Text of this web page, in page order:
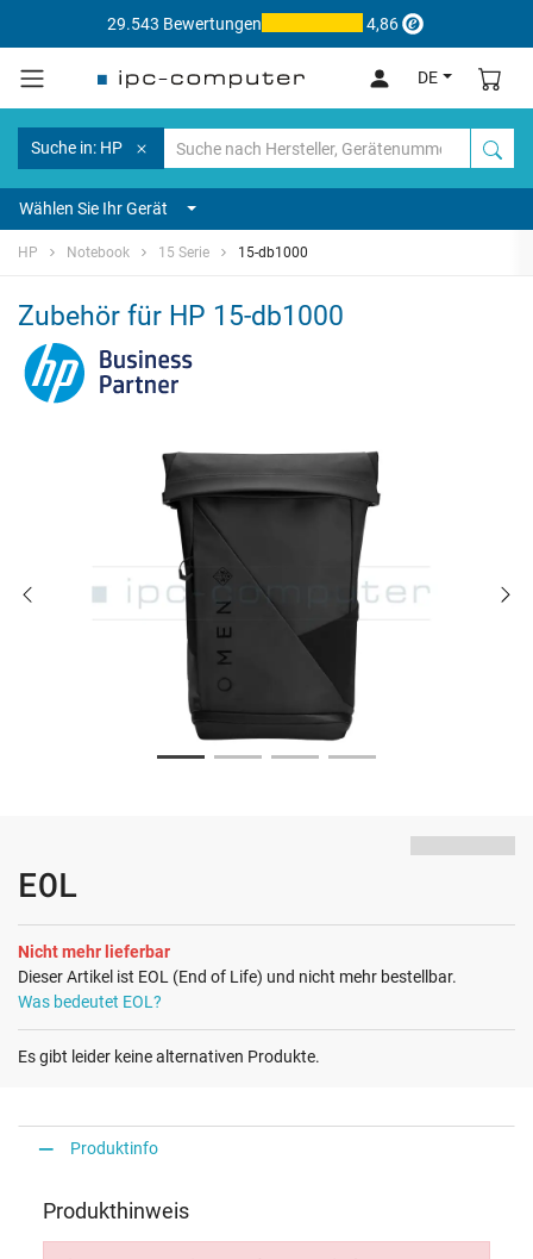
29.543 Bewertungen 4,86
DE
Suche in: HP
Wählen Sie Ihr Gerät
HP Notebook 15 Serie 15-db1000
Zubehör für HP 15-db1000
EOL
Nicht mehr lieferbar
Dieser Artikel ist EOL (End of Life) und nicht mehr bestellbar.
Was bedeutet EOL?
Es gibt leider keine alternativen Produkte.
Produktinfo
Produkthinweis